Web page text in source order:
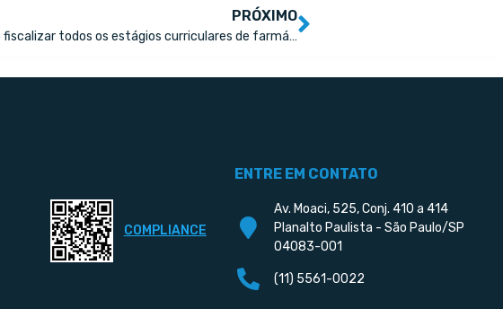
PRÓXIMO
CFF e MPT vão fiscalizar todos os estágios curriculares de farmácia do País
COMPLIANCE
ENTRE EM CONTATO
Av. Moaci, 525, Conj. 410 a 414
Planalto Paulista - São Paulo/SP
04083-001
(11) 5561-0022